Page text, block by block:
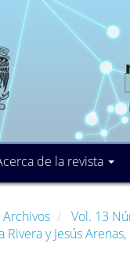
de la revista
Archivos
Vol. 13
Rivera y Jesús